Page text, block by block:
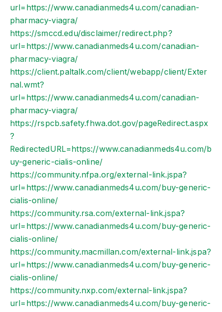
url=https://www.canadianmeds4u.com/canadian-
pharmacy-viagra/
https://smccd.edu/disclaimer/redirect.php?
url=https://www.canadianmeds4u.com/canadian-
pharmacy-viagra/
https://client.paltalk.com/client/webapp/client/Exter
nal.wmt?
url=https://www.canadianmeds4u.com/canadian-
pharmacy-viagra/
https://rspcb.safety.fhwa.dot.gov/pageRedirect.aspx
?
RedirectedURL=https://www.canadianmeds4u.com/b
uy-generic-cialis-online/
https://community.nfpa.org/external-link.jspa?
url=https://www.canadianmeds4u.com/buy-generic-
cialis-online/
https://community.rsa.com/external-link.jspa?
url=https://www.canadianmeds4u.com/buy-generic-
cialis-online/
https://community.macmillan.com/external-link.jspa?
url=https://www.canadianmeds4u.com/buy-generic-
cialis-online/
https://community.nxp.com/external-link.jspa?
url=https://www.canadianmeds4u.com/buy-generic-